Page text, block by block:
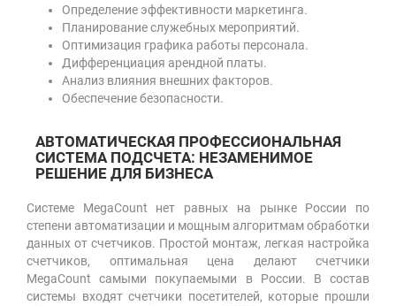
Определение эффективности маркетинга.
Планирование служебных мероприятий.
Оптимизация графика работы персонала.
Дифференциация арендной платы.
Анализ влияния внешних факторов.
Обеспечение безопасности.
АВТОМАТИЧЕСКАЯ ПРОФЕССИОНАЛЬНАЯ
СИСТЕМА ПОДСЧЕТА: НЕЗАМЕНИМОЕ
РЕШЕНИЕ ДЛЯ БИЗНЕСА
Системе MegaCount нет равных на рынке России по
степени автоматизации и мощным алгоритмам обработки
данных от счетчиков. Простой монтаж, легкая настройка
счетчиков, оптимальная цена делают счетчики
MegaCount самыми покупаемыми в России. В состав
системы входят счетчики посетителей, которые прошли